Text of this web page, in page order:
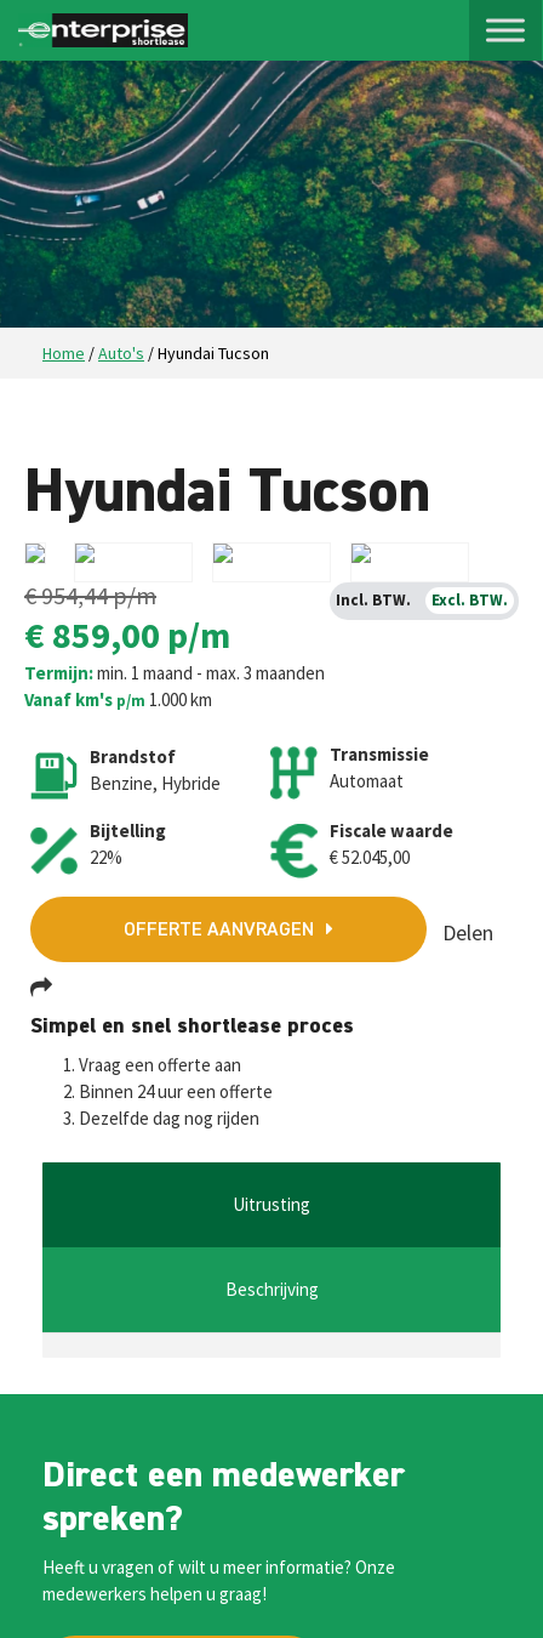
Home /Auto's /Hyundai Tucson
Hyundai Tucson
€ 954,44p/m
€ 859,00 p/m
Termijn:min. 1 maand - max. 3 maanden
Vanaf km's p/m 1.000 km
Brandstof
Benzine, Hybride
Bijtelling
22%
Transmissie
Automaat
Fiscale waarde
€ 52.045,00
OFFERTE AANVRAGEN Delen
Fa
ce
b
o
o
T
wi
tt
er
E
m
ai
l
W
h
at
sA
p
p
M
se
ge
r
Simpel en snel shortlease proces
Vraag een offerte aan
Binnen 24 uur een offerte
Dezelfde dag nog rijden
Incl. BTW. Excl. BTW.
Uitrusting
Beschrijving
Direct een medewerker
spreken?
Heeft u vragen of wilt u meer informatie? Onze
medewerkers helpen u graag!